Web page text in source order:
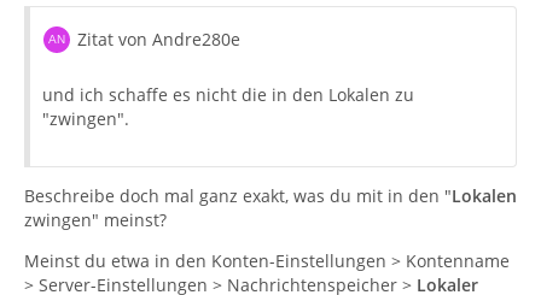
Zitat von Andre280e
und ich schaffe es nicht die in den Lokalen zu
"zwingen".
Beschreibe doch mal ganz exakt, was du mit in den "Lokalen
zwingen" meinst?
Meinst du etwa in den Konten-Einstellungen > Kontenname
> Server-Einstellungen > Nachrichtenspeicher > Lokaler